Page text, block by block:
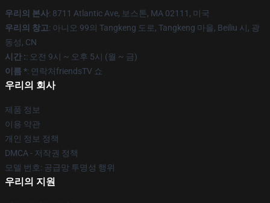
우리의 본사: 8711 Atlantic Ave, 보스톤, MA 02111, 미국
우리의 창고: 아니오 99의 Tangkeng 도로, Tangkeng 마을, Beiliu 시, 광
동성, CN
시간 :: 오전 9시 ~ 오후 5시 (월 ~ 금)
이름 *: 연락처friendsTV 쇼
우리의 회사
제품 정보
이용 약관
개인 정보 정책
DMCA - 저작권 정책
모델 번호: 공급망 투명성 행위
우리의 지원